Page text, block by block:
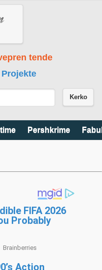
tende
Projekte
Kerko
Pershkrime